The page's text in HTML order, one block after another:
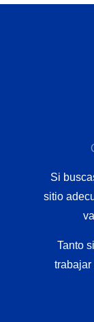
Si
sitio
Tanto
trabajar